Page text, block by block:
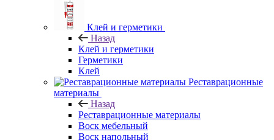
Клей и герметики
Назад
Клей и герметики
Герметики
Клей
Реставрационные
материалы
Назад
Реставрационные материалы
Воск мебельный
Воск напольный